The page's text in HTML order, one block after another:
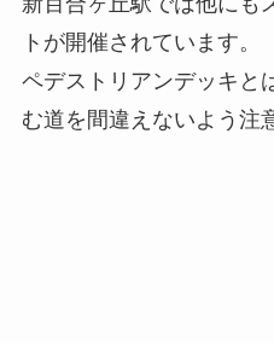
トが開催されています。
ペデストリアンデッキと
む道を間違えないよう注